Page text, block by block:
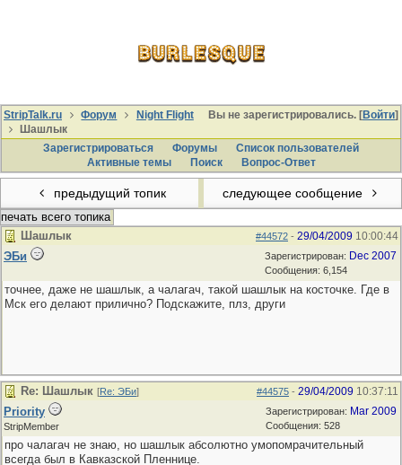
Вы не зарегистрировались. [Войти]
StripTalk.ru Форум
Night Flight
Шашлык
Зарегистрироваться
Форумы
Список пользователей
Активные темы
Поиcк Вопрос-Ответ
предыдущий топик следующее сообщение
печать всего топика
#44572 - 29/04/2009 10:00:44
Шашлык
Зарегистрирован: Dec 2007
Сообщения: 6,154
ЭБи
точнее, даже не шашлык, а чалагач, такой шашлык на косточке. Где в
Мск его делают прилично? Подскажите, плз, други
#44575 - 29/04/2009 10:37:11
Re: Шашлык [Re: ЭБи]
Зарегистрирован: Mar 2009
Сообщения: 528
Priority
StripMember
про чалагач не знаю, но шашлык абсолютно умопомрачительный
всегда был в Кавказской Пленнице.